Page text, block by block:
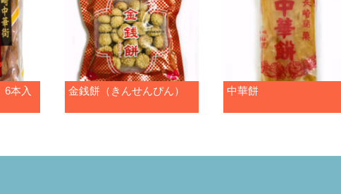
6本入 金銭餅（きんせんぴん） 中華餅